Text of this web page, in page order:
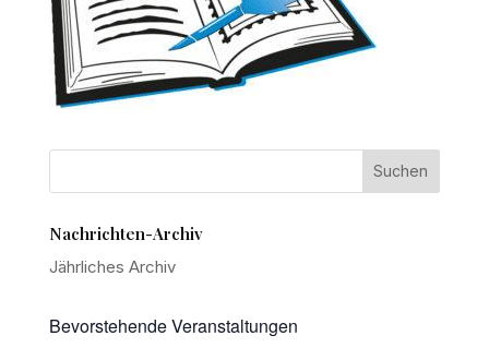
Nachrichten-Archiv
Jährliches Archiv
Bevorstehende Veranstaltungen